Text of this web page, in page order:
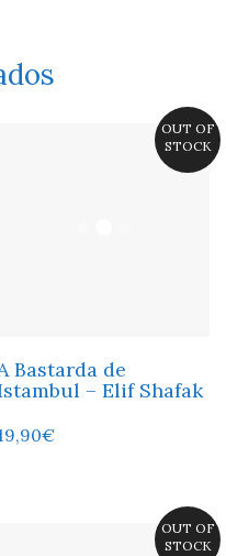
OUT OF
STOCK
Bastarda de
– Elif Shafak
€
OUT OF
STOCK